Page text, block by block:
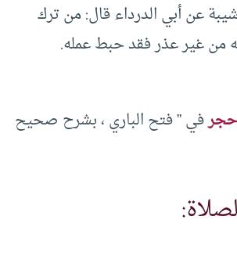
عن أبي الدرداء قال: من ترك
من غير عذر فقد حبط عمله.
في ” فتح الباري ، بشرح صحيح